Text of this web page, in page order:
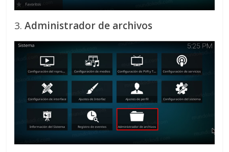
3.Administrador de archivos